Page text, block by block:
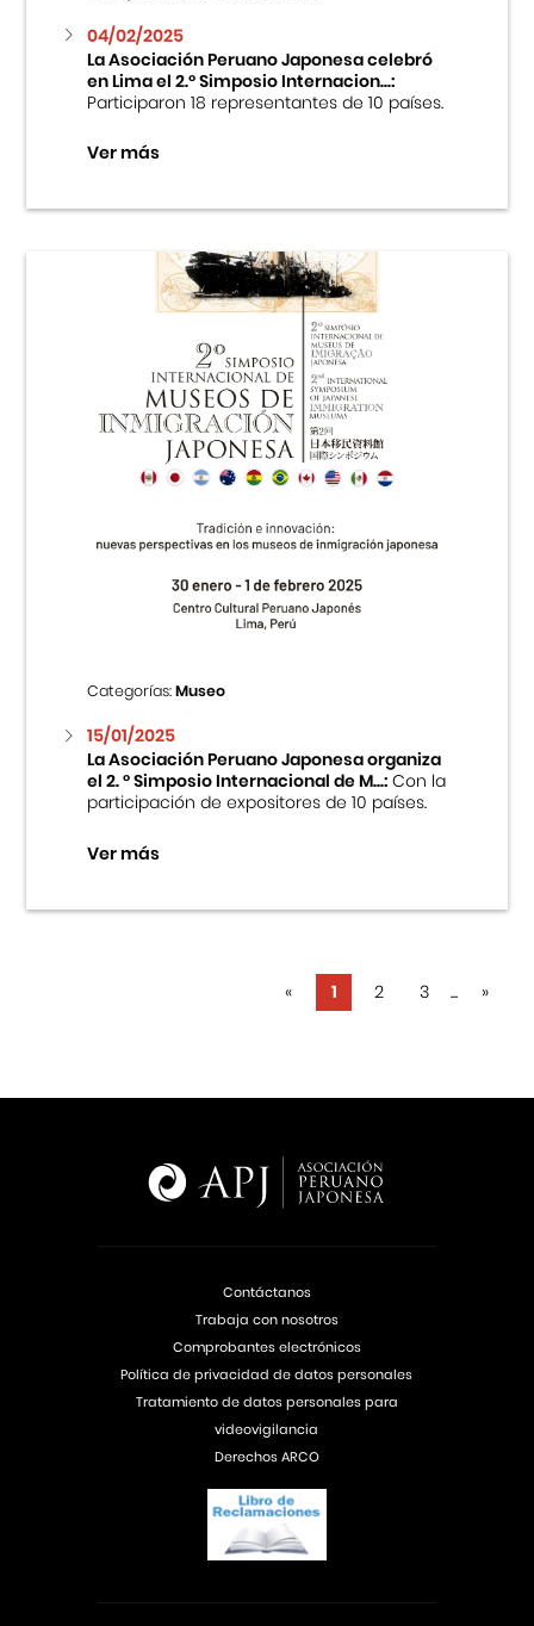
04/02/2025
La Asociación Peruano Japonesa celebró
en Lima el 2.º Simposio Internacion...:
Participaron 18 representantes de 10 países.
Ver más
Categorías:Museo
15/01/2025
La Asociación Peruano Japonesa organiza
el 2. ° Simposio Internacional de M...:Con la
participación de expositores de 10 países.
Ver más
« 1 2 3 ... »
Contáctanos
Trabaja con nosotros
Comprobantes electrónicos
Política de privacidad de datos personales
Tratamiento de datos personales para
videovigilancia
Derechos ARCO